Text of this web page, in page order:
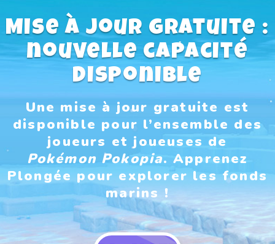
Mise à jour gratuite :
nouvelle capacité
disponible
Une mise à jour gratuite est
disponible pour l’ensemble des
joueurs et joueuses de
Pokémon Pokopia. Apprenez
Plongée pour explorer les fonds
marins !